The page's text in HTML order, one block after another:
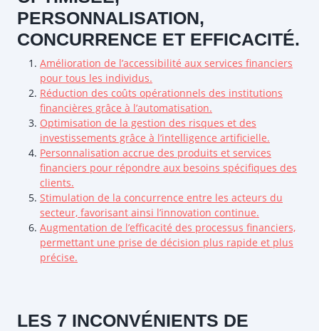
PERSONNALISATION,
CONCURRENCE ET EFFICACITÉ.
Amélioration de l’accessibilité aux services financiers
pour tous les individus.
Réduction des coûts opérationnels des institutions
financières grâce à l’automatisation.
Optimisation de la gestion des risques et des
investissements grâce à l’intelligence artificielle.
Personnalisation accrue des produits et services
financiers pour répondre aux besoins spécifiques des
clients.
Stimulation de la concurrence entre les acteurs du
secteur, favorisant ainsi l’innovation continue.
Augmentation de l’efficacité des processus financiers,
permettant une prise de décision plus rapide et plus
précise.
LES 7 INCONVÉNIENTS DE